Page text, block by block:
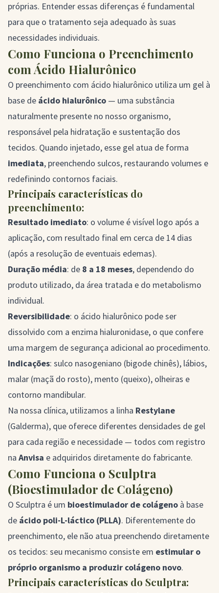
próprias. Entender essas diferenças é fundamental
para que o tratamento seja adequado às suas
necessidades individuais.
Como Funciona o Preenchimento
com Ácido Hialurônico
O preenchimento com ácido hialurônico utiliza um gel à
base de ácido hialurônico — uma substância
naturalmente presente no nosso organismo,
responsável pela hidratação e sustentação dos
tecidos. Quando injetado, esse gel atua de forma
imediata, preenchendo sulcos, restaurando volumes e
redefinindo contornos faciais.
Principais características do
preenchimento:
Resultado imediato: o volume é visível logo após a
aplicação, com resultado final em cerca de 14 dias
(após a resolução de eventuais edemas).
Duração média: de 8 a 18 meses, dependendo do
produto utilizado, da área tratada e do metabolismo
individual.
Reversibilidade: o ácido hialurônico pode ser
dissolvido com a enzima hialuronidase, o que confere
uma margem de segurança adicional ao procedimento.
Indicações: sulco nasogeniano (bigode chinês), lábios,
malar (maçã do rosto), mento (queixo), olheiras e
contorno mandibular.
Na nossa clínica, utilizamos a linha Restylane
(Galderma), que oferece diferentes densidades de gel
para cada região e necessidade — todos com registro
na Anvisa e adquiridos diretamente do fabricante.
Como Funciona o Sculptra
(Bioestimulador de Colágeno)
O Sculptra é um bioestimulador de colágeno à base
de ácido poli-L-láctico (PLLA). Diferentemente do
preenchimento, ele não atua preenchendo diretamente
os tecidos: seu mecanismo consiste em estimular o
próprio organismo a produzir colágeno novo.
Principais características do Sculptra: